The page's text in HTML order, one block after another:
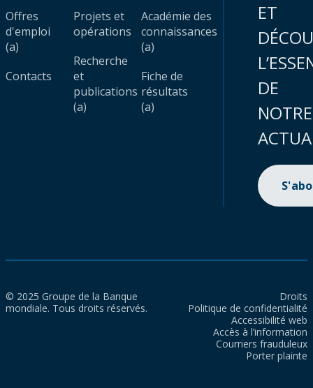
Offres
d'emploi
(a)
Contacts
Projets et
opérations
Recherche
et
publications
(a)
Académie des
connaissances
(a)
Fiche de
résultats
(a)
ET
DE
NOTRE
© 2025 Groupe de la Banque
mondiale. Tous droits réservés.
Droits
Politique de confidentialité
Accessibilité web
Accès à l’information
Courriers frauduleux
Porter plainte